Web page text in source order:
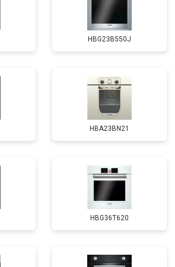
HBG23B550J
HBA23BN21
HBG36T620